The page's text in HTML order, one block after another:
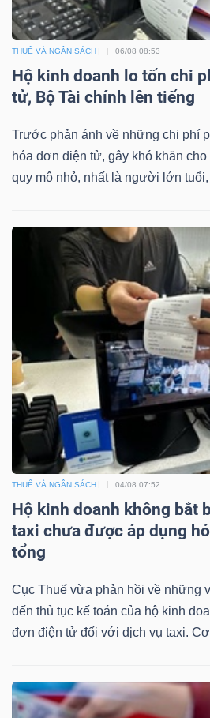
THUẾ VÀ NGÂN SÁCH 06/08 08:53
Hộ kinh doanh lo tốn chi
tử, Bộ Tài chính lên tiếng
Trước phản ánh về những chi phí
hóa đơn điện tử, gây khó khăn
quy mô nhỏ, nhất là người lớn
THUẾ VÀ NGÂN SÁCH 04/08 07:52
Hộ kinh doanh không bắt
taxi chưa được áp dụng
tổng
Cục Thuế vừa phản hồi về những
đến thủ tục kế toán của hộ kinh
đơn điện tử đối với dịch vụ taxi.
YẾU
TIÊU
YẾU
CHĂM
KHỎE
TÀI
CHÍNH
CÔNG
THÔNG
TIN
DỊCH